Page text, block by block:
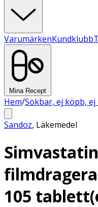
VarumärkenKundklubb
Mina Recept
Hem/Sökbar, ej köpb, ej
Sandoz, Läkemedel
105